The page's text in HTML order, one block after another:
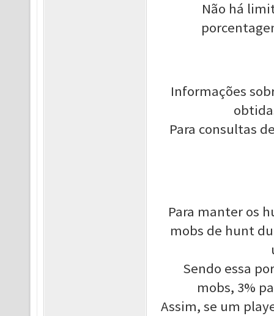
Não há
Informações
Para consultas
Para manter os
mobs de hunt
Sendo essa
mobs, 3%
Assim, se um